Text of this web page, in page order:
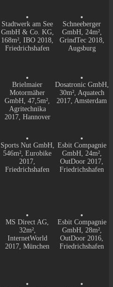
Stadtwerk am See
GmbH & Co. KG,
168m², IBO 2018,
Friedrichshafen
Schneeberger
GmbH, 24m²,
GrindTec 2018,
Augsburg
Brielmaier
Motormäher
GmbH, 47,5m²,
Agritechnika
2017, Hannover
Dosatronic GmbH,
30m², Aquatech
2017, Amsterdam
Sports Nut GmbH,
546m², Eurobike
2017,
Friedrichshafen
Esbit Compagnie
GmbH, 24m²,
OutDoor 2017,
Friedrichshafen
MS Direct AG,
32m²,
InternetWorld
2017, München
Esbit Compagnie
GmbH, 28m²,
OutDoor 2016,
Friedrichshafen